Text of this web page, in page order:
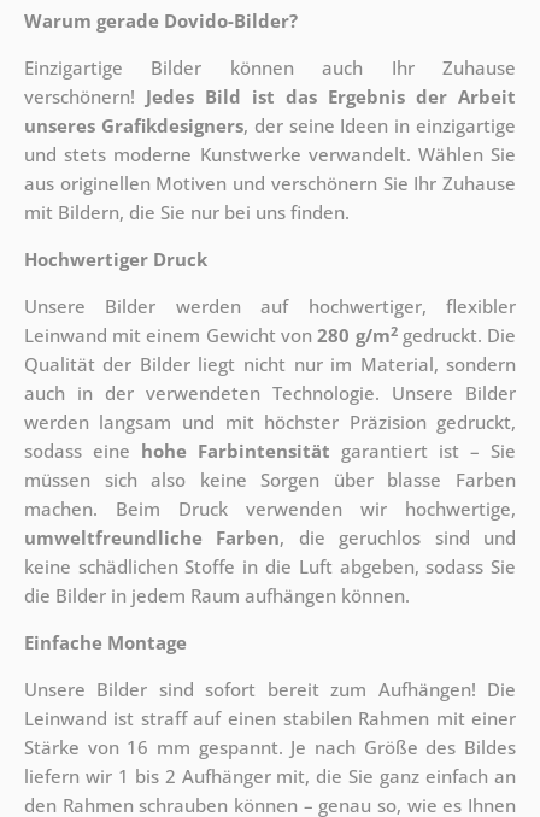
Warum gerade Dovido-Bilder?
Einzigartige Bilder können auch Ihr Zuhause
verschönern! Jedes Bild ist das Ergebnis der Arbeit
unseres Grafikdesigners, der seine Ideen in einzigartige
und stets moderne Kunstwerke verwandelt. Wählen Sie
aus originellen Motiven und verschönern Sie Ihr Zuhause
mit Bildern, die Sie nur bei uns finden.
Hochwertiger Druck
Unsere Bilder werden auf hochwertiger, flexibler
Leinwand mit einem Gewicht von280 g/m2gedruckt. Die
Qualität der Bilder liegt nicht nur im Material, sondern
auch in der verwendeten Technologie. Unsere Bilder
werden langsam und mit höchster Präzision gedruckt,
sodass eine hohe Farbintensität garantiert ist – Sie
müssen sich also keine Sorgen über blasse Farben
machen. Beim Druck verwenden wir hochwertige,
umweltfreundliche Farben, die geruchlos sind und
keine schädlichen Stoffe in die Luft abgeben, sodass Sie
die Bilder in jedem Raum aufhängen können.
Einfache Montage
Unsere Bilder sind sofort bereit zum Aufhängen! Die
Leinwand ist straff auf einen stabilen Rahmen mit einer
Stärke von 16 mm gespannt. Je nach Größe des Bildes
liefern wir 1 bis 2 Aufhänger mit, die Sie ganz einfach an
den Rahmen schrauben können – genau so, wie es Ihnen